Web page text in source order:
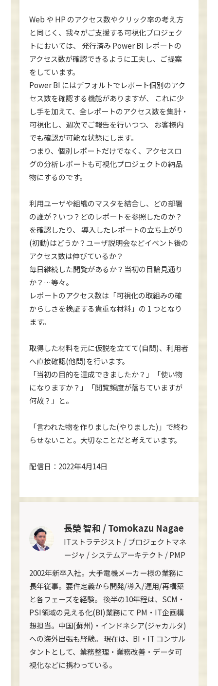
Web や HP のアクセス数やクリック率の考え方
と同じく、我々がご支援する可視化プロジェク
トにおいては、 発行済み Power BI レポートの
アクセス数が確認できるように工夫し、ご提案
をしています。
Power BI にはデフォルトでレポート個別のアク
セス数を確認する機能がありますが、 これに少
し手を加えて、全レポートのアクセス数を集計・
可視化し、週次でご報告を行いつつ、 お客様内
でも確認が可能な状態にします。
つまり、個別レポートだけでなく、アクセスロ
グの分析レポートも可視化プロジェクトの納品
物にするのです。
利用ユーザや組織のマスタを結合し、どの部署
の誰が？いつ？どのレポートを参照したのか？
を確認したり、 導入したレポートの立ち上がり
(初動)はどうか？ユーザ説明会などイベント後の
アクセス数は伸びているか？
毎日継続した閲覧があるか？当初の目論見通り
か？…等々。
レポートのアクセス数は「可視化の取組みの確
からしさを検証する貴重な材料」の 1 つとなり
ます。
取得した材料を元に仮説を立てて(自問)、利用者
へ直接確認(他問)を行います。
「当初の目的を達成できましたか？」「使い物
になりますか？」「閲覧頻度が落ちていますが
何故？」と。
「言われた物を作りました(やりました)」で終わ
らせないこと。大切なことだと考えています。
配信日：2022年4月14日
長榮 智和 / Tomokazu Nagae
ITストラテジスト / プロジェクトマネ
ージャ / システムアーキテクト / PMP
2002年新卒入社。大手電機メーカー様の業務に
長年従事。要件定義から開発/導入/運用/再構築
と各フェーズを経験。 後半の10年程は、SCM・
PSI領域の見える化(BI)業務にて PM・IT企画構
想担当。中国(蘇州)・インドネシア(ジャカルタ)
への海外出張も経験。 現在は、BI・IT コンサル
タントとして、業務整理・業務改善・データ可
視化などに携わっている。